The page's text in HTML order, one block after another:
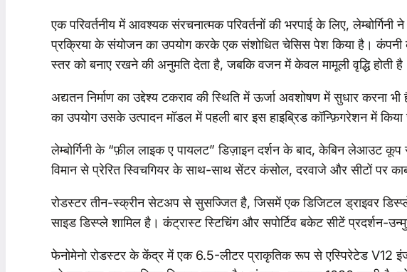
एक परिवर्तनीय में आवश्यक संरचनात्मक परिवर्तनों की भरपाई के लिए, लेम्बोर्गिनी
प्रक्रिया के संयोजन का उपयोग करके एक संशोधित चेसिस पेश किया है।
स्तर को बनाए रखने की अनुमति देता है, जबकि वजन में केवल मामूली वृद्धि होती
अद्यतन निर्माण का उद्देश्य टकराव की स्थिति में ऊर्जा अवशोषण में सुधार करना भी
का उपयोग उसके उत्पादन मॉडल में पहली बार इस हाइब्रिड कॉन्फ़िगरेशन में किया
लेम्बोर्गिनी के “फ़ील लाइक ए पायलट” डिज़ाइन दर्शन के बाद, केबिन लेआउट कूप
विमान से प्रेरित स्विचगियर के साथ-साथ सेंटर कंसोल, दरवाजे और सीटों पर
रोडस्टर तीन-स्क्रीन सेटअप से सुसज्जित है, जिसमें एक डिजिटल ड्राइवर
साइड डिस्प्ले शामिल है। कंट्रास्ट स्टिचिंग और सपोर्टिव बकेट सीटें प्रदर्शन-
फेनोमेनो रोडस्टर के केंद्र में एक 6.5-लीटर प्राकृतिक रूप से एस्पिरेटेड V12